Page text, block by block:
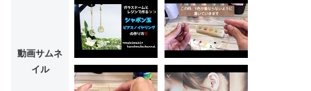
動画サムネ
イル